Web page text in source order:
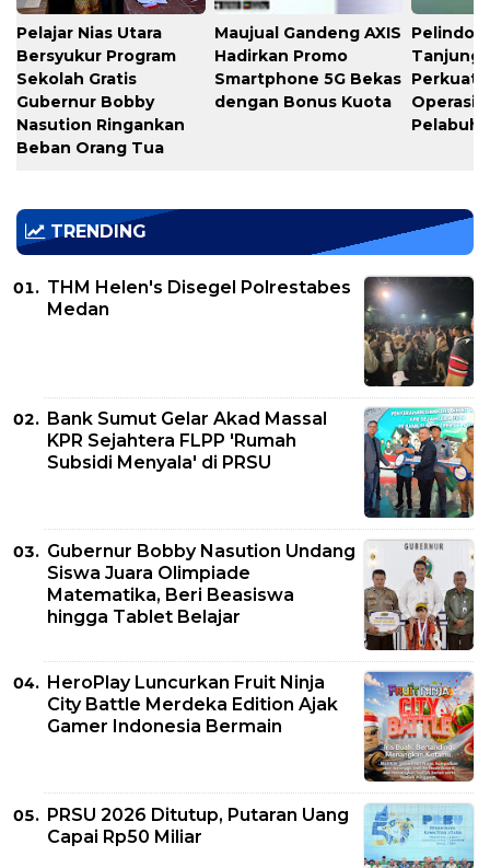
Pelajar Nias Utara
Bersyukur Program
Sekolah Gratis
Gubernur Bobby
Nasution Ringankan
Beban Orang Tua
Maujual Gandeng AXIS
Hadirkan Promo
Smartphone 5G Bekas
dengan Bonus Kuota
Pelindo
Tanjung
Perkuat
TRENDING
THM Helen's Disegel Polrestabes
Medan
Bank Sumut Gelar Akad Massal
KPR Sejahtera FLPP 'Rumah
Subsidi Menyala' di PRSU
Gubernur Bobby Nasution Undang
Siswa Juara Olimpiade
Matematika, Beri Beasiswa
hingga Tablet Belajar
HeroPlay Luncurkan Fruit Ninja
City Battle Merdeka Edition Ajak
Gamer Indonesia Bermain
PRSU 2026 Ditutup, Putaran Uang
Capai Rp50 Miliar